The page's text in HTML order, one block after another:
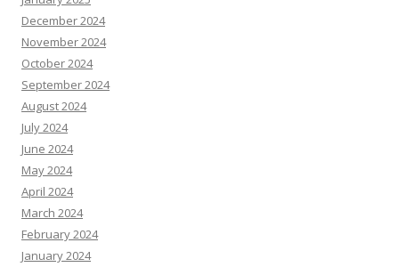
December 2024
November 2024
October 2024
September 2024
August 2024
July 2024
June 2024
May 2024
April 2024
March 2024
February 2024
January 2024